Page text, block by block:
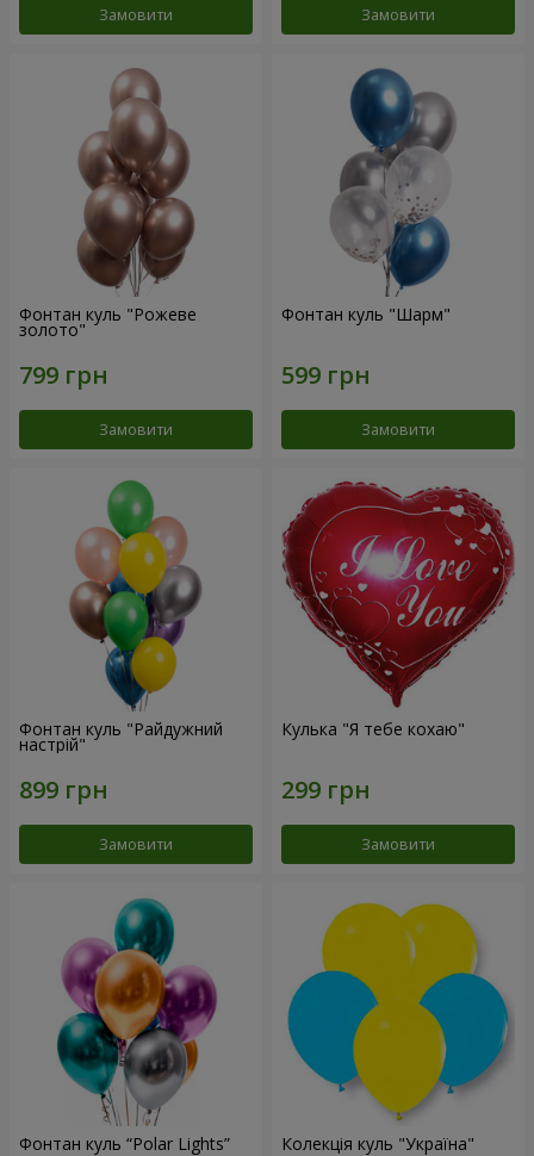
Замовити Замовити
Фонтан куль "Рожеве
золото"
Замовити
Фонтан куль "Шарм"
Замовити
Фонтан куль "Райдужний
настрій"
Замовити
Кулька "Я тебе кохаю"
Замовити
Фонтан куль “Polar Lights” Колекція куль "Україна"